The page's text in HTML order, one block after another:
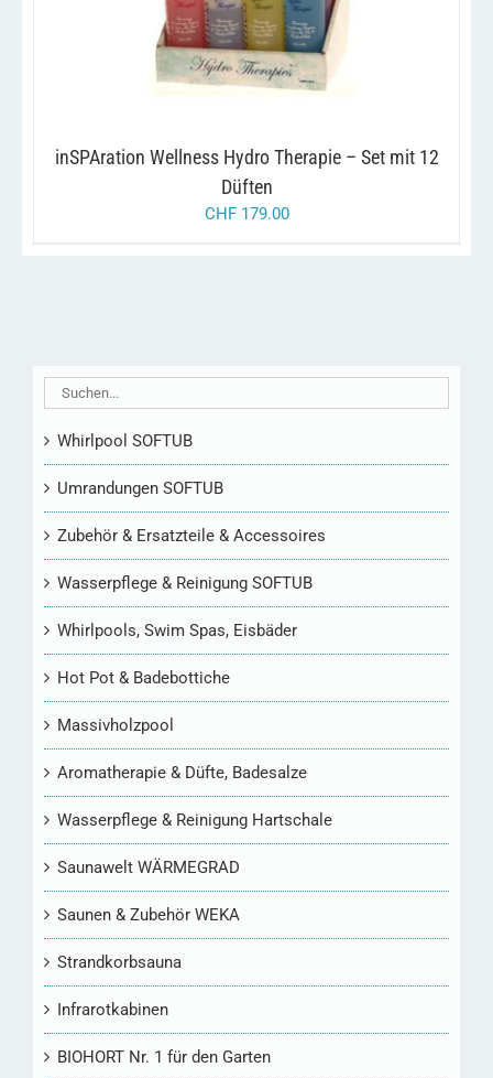
inSPAration Wellness Hydro Therapie – Set mit 12
Düften
CHF179.00
Whirlpool SOFTUB
Umrandungen SOFTUB
Zubehör & Ersatzteile & Accessoires
Wasserpflege & Reinigung SOFTUB
Whirlpools, Swim Spas, Eisbäder
Hot Pot & Badebottiche
Massivholzpool
Aromatherapie & Düfte, Badesalze
Wasserpflege & Reinigung Hartschale
Saunawelt WÄRMEGRAD
Saunen & Zubehör WEKA
Strandkorbsauna
Infrarotkabinen
BIOHORT Nr. 1 für den Garten